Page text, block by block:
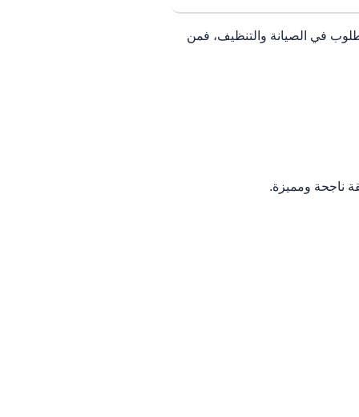
في الصيانة والتنظيف، فمن
ناجحة ومميزة.